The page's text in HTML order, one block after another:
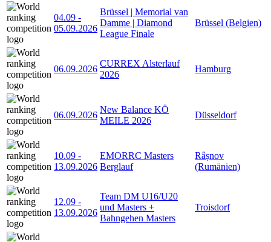
04.09 -
05.09.2026
Brüssel | Memorial van
Damme | Diamond
League Finale
Brüssel (Belgien)
06.09.2026
CURREX Alsterlauf
2026
Hamburg
06.09.2026
New Balance KÖ
MEILE 2026
Düsseldorf
10.09 -
13.09.2026
EMORRC Masters
Berglauf
Râșnov
(Rumänien)
12.09 -
13.09.2026
Team DM U16/U20
und Masters +
Bahngehen Masters
Troisdorf